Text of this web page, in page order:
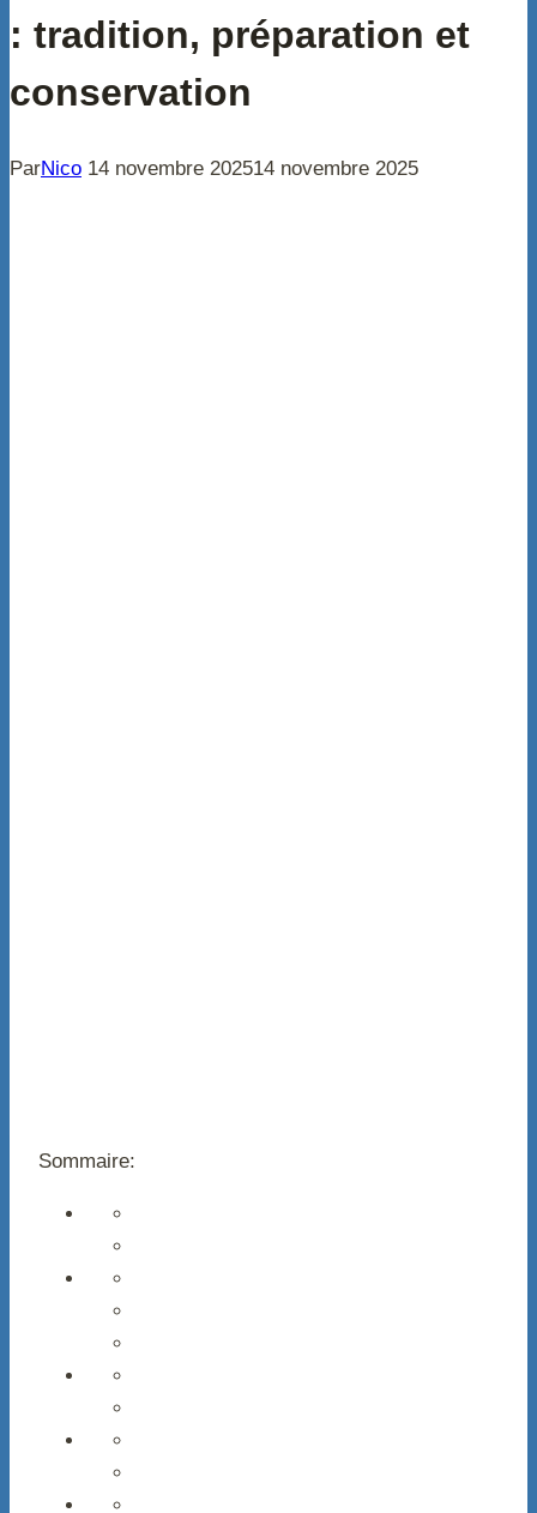
: tradition, préparation et
conservation
ParNico 14 novembre 202514 novembre 2025
Sommaire: